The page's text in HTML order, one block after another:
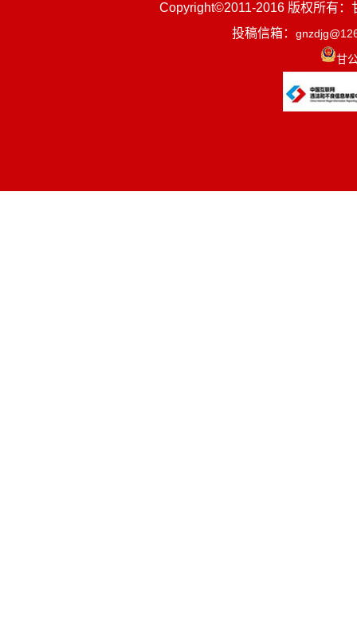
Copyright©2011-2016 版权所有：
投稿信箱：
甘